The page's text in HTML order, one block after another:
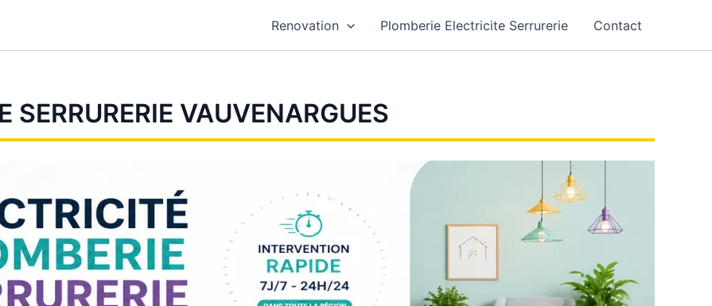
Renovation Plomberie Electricite Serrurerie Contact
SERRURERIE VAUVENARGUES